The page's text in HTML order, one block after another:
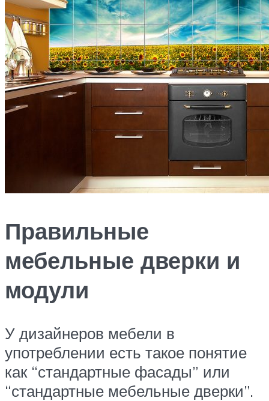
Правильные
мебельные дверки и
модули
У дизайнеров мебели в
употреблении есть такое понятие
как “стандартные фасады” или
“стандартные мебельные дверки”.